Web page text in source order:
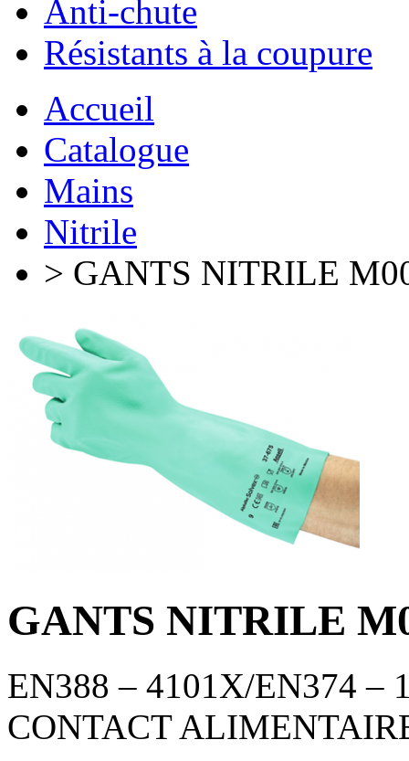
Anti-chute
Résistants à la coupure
Accueil
Catalogue
Mains
Nitrile
> GANTS NITRILE
GANTS NITRILE
EN388 – 4101X/EN374 –
CONTACT